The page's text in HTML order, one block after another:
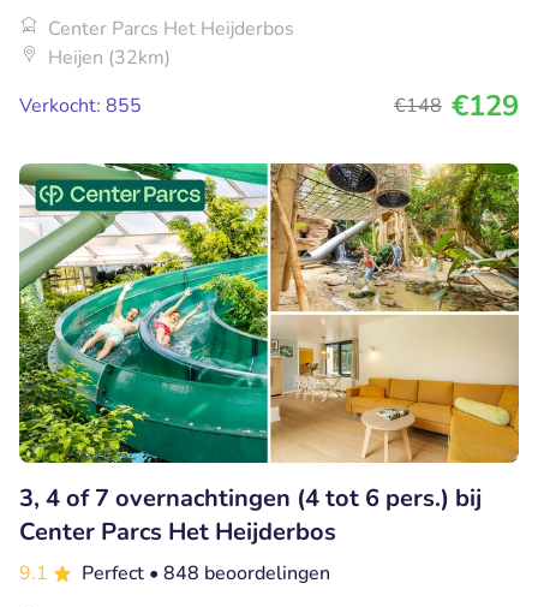
Center Parcs Het Heijderbos
Heijen (32km)
Verkocht: 855
€148 €129
3, 4 of 7 overnachtingen (4 tot 6 pers.) bij
Center Parcs Het Heijderbos
9.1 Perfect • 848 beoordelingen